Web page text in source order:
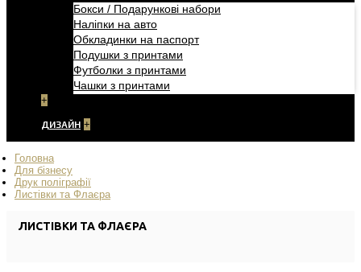
Бокси / Подарункові набори
Наліпки на авто
Обкладинки на паспорт
Подушки з принтами
Футболки з принтами
Чашки з принтами
+
ДИЗАЙН +
Головна
Для бізнесу
Друк поліграфії
Листівки та Флаєра
ЛИСТІВКИ ТА ФЛАЄРА